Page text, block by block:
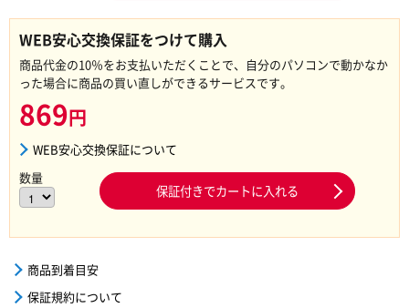
WEB安心交換保証をつけて購入
商品代金の10％をお支払いただくことで、自分のパソコンで動かなか
った場合に商品の買い直しができるサービスです。
869円
WEB安心交換保証について
数量
保証付きでカートに入れる
商品到着目安
保証規約について